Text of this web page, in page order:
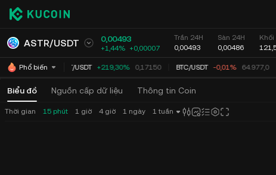
ASTR/USDT 0,00493
+1,44% +0,00007
Trần 24H
0,00493
Sàn 24H
0,00486
Khối
Phổ biến /USDT +219,30% 0,17150 BTC/USDT -0,01% 64.977,0
Biểu đồ Nguồn cấp dữ liệu Thông tin Coin
Thời gian 15 phút 1 giờ 4 giờ 1 ngày 1 tuần